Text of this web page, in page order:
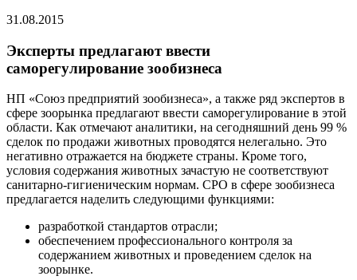
31.08.2015
Эксперты предлагают ввести
саморегулирование зообизнеса
НП «Союз предприятий зообизнеса», а также ряд экспертов в
сфере зоорынка предлагают ввести саморегулирование в этой
области. Как отмечают аналитики, на сегодняшний день 99 %
сделок по продажи животных проводятся нелегально. Это
негативно отражается на бюджете страны. Кроме того,
условия содержания животных зачастую не соответствуют
санитарно-гигиеническим нормам. СРО в сфере зообизнеса
предлагается наделить следующими функциями:
разработкой стандартов отрасли;
обеспечением профессионального контроля за
содержанием животных и проведением сделок на
зоорынке.